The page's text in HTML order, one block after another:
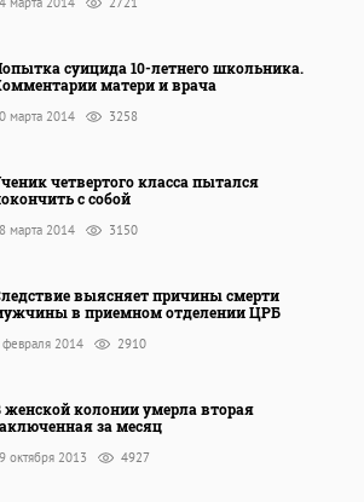
суицида 10-летнего школьника.
матери и врача
марта 2014 3258
четвертого класса пытался
с собой
марта 2014 3150
выясняет причины смерти
в приемном отделении ЦРБ
февраля 2014 2910
женской колонии умерла вторая
за месяц
октября 2013 4927